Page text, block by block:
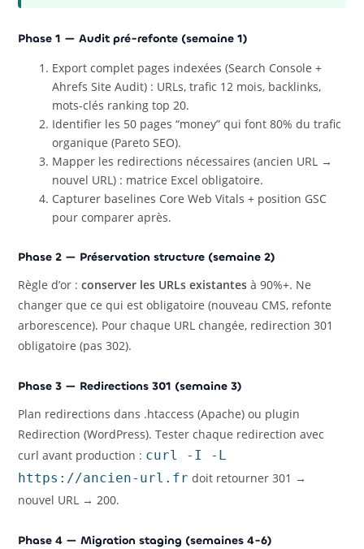
Phase 1 — Audit pré-refonte (semaine 1)
Export complet pages indexées (Search Console +
Ahrefs Site Audit) : URLs, trafic 12 mois, backlinks,
mots-clés ranking top 20.
Identifier les 50 pages “money” qui font 80% du trafic
organique (Pareto SEO).
Mapper les redirections nécessaires (ancien URL →
nouvel URL) : matrice Excel obligatoire.
Capturer baselines Core Web Vitals + position GSC
pour comparer après.
Phase 2 — Préservation structure (semaine 2)
Règle d’or :conserver les URLs existantes à 90%+. Ne
changer que ce qui est obligatoire (nouveau CMS, refonte
arborescence). Pour chaque URL changée, redirection 301
obligatoire (pas 302).
Phase 3 — Redirections 301 (semaine 3)
Plan redirections dans .htaccess (Apache) ou plugin
Redirection (WordPress). Tester chaque redirection avec
curl avant production : curl -I -L
https://ancien-url.fr doit retourner 301 →
nouvel URL → 200.
Phase 4 — Migration staging (semaines 4-6)